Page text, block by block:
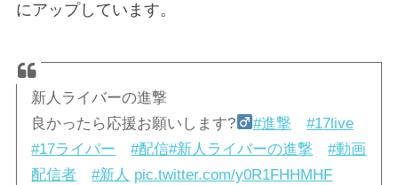
にアップしています。
新人ライバーの進撃
良かったら応援お願いします?‍
#進撃
#17live
#17ライバー
#配信#新人ライバーの進撃
#動画
配信者
#新人 pic.twitter.com/y0R1FHHMHF